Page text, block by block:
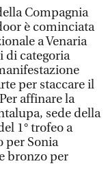
Compagnia
è cominciata
a Venaria
di categoria
per staccare il
affinare la
sede della
1° trofeo a
per Sonia
bronzo per